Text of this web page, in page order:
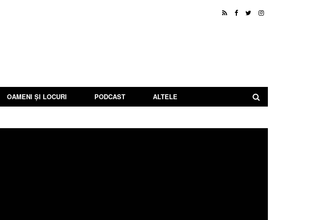
OAMENI ȘI LOCURI PODCAST ALTELE